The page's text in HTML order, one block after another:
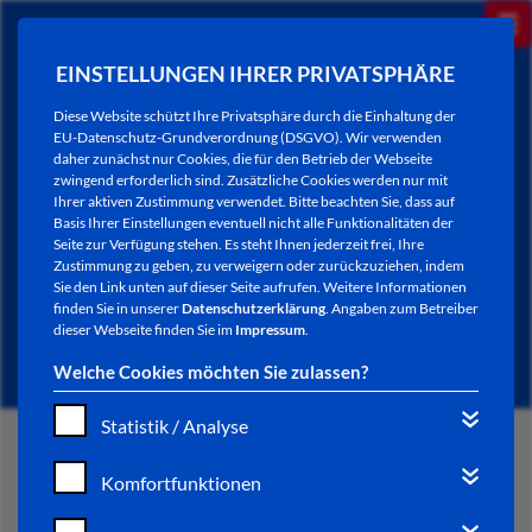
EINSTELLUNGEN IHRER PRIVATSPHÄRE
Diese Website schützt Ihre Privatsphäre durch die Einhaltung der
EU-Datenschutz-Grundverordnung (DSGVO). Wir verwenden
daher zunächst nur Cookies, die für den Betrieb der Webseite
zwingend erforderlich sind. Zusätzliche Cookies werden nur mit
Ihrer aktiven Zustimmung verwendet. Bitte beachten Sie, dass auf
Basis Ihrer Einstellungen eventuell nicht alle Funktionalitäten der
Seite zur Verfügung stehen. Es steht Ihnen jederzeit frei, Ihre
Zustimmung zu geben, zu verweigern oder zurückzuziehen, indem
Sie den Link unten auf dieser Seite aufrufen. Weitere Informationen
finden Sie in unsererDatenschutzerklärung. Angaben zum Betreiber
dieser Webseite finden Sie im Impressum.
Welche Cookies möchten Sie zulassen?
Statistik / Analyse
Komfortfunktionen
NEWSLETTER / CITY LETTER
START